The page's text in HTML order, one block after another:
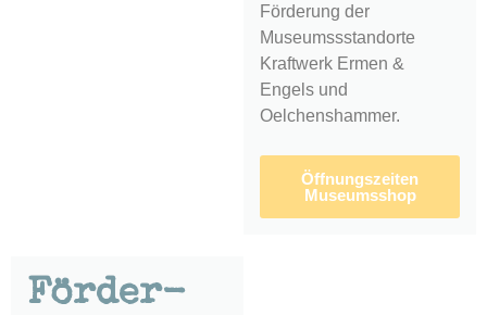
Förderung der
Museumssstandorte
Kraftwerk Ermen &
Engels und
Oelchenshammer.
Öffnungszeiten
Museumsshop
Förder­